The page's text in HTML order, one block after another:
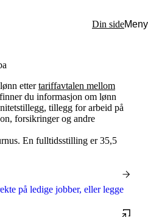
Din sideMeny
ettertariffavtalen mellom
du informasjon om lønn
tillegg for arbeid på
forsikringer og andre
En fulltidsstilling er 35,5
på ledige jobber, eller legge